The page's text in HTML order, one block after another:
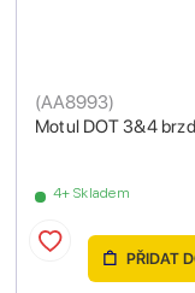
Motul DOT 3&4
(AA8993)
4+ Skladem
PŘIDAT